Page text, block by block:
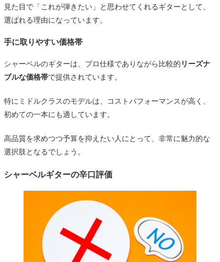
見た目で「これが弾きたい」と思わせてくれるギターとして、
選ばれる理由になっています。
手に取りやすい価格帯
シャーベルのギターは、プロ仕様でありながら比較的 リーズナ
ブルな価格帯で提供されています。
特にミドルクラスのモデルは、コストパフォーマンスが高く、
初めての一本にも適しています。
高品質を求めつつ予算を抑えたい人にとって、非常に魅力的な
選択肢となるでしょう。
シャーベルギターの辛口評価